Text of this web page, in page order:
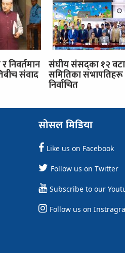
निवर्तमान
संवाद
संघीय संसद्का १२ वटा
समितिका सभापतिहरू
निर्वाचित
सोसल मिडिया
Like us on Facebook
Follow us on Twitter
Subscribe to our
Follow us on